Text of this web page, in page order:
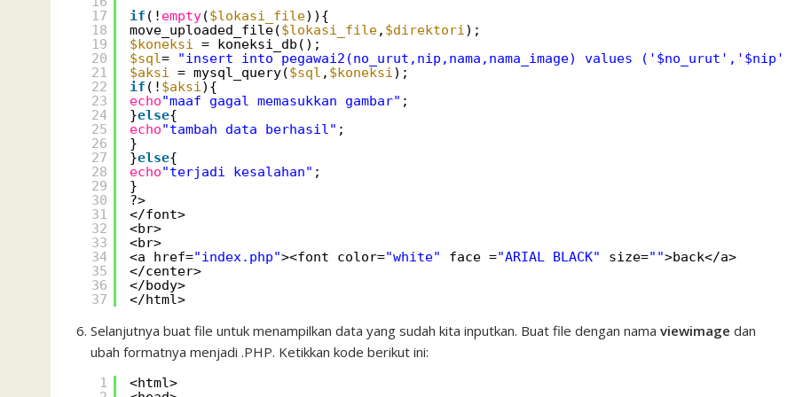
17
18
19
20
21
22
23
24
25
26
27
28
29
30
31
32
33
34
35
36
37
if (! empty($lokasi_file)){
move_uploaded_file($lokasi_file, $direktori);
$koneksi = koneksi_db();
$sql= "insert into pegawai2(no_urut,nip,nama,nama_image) values
$aksi = mysql_query($sql , $koneksi);
if (! $aksi){
echo"maaf gagal memasukkan gambar" ;
}else{
echo"tambah data berhasil" ;
}
}else{
echo"terjadi kesalahan" ;
}
?>
</font>
<br>
<br>
<a href="index.php"><font color="white" face ="ARIAL BLACK" size="">back</a>
</center>
</body>
</html>
Selanjutnya buat file untuk menampilkan data yang sudah kita inputkan. Buat file dengan nama viewimage dan
ubah formatnya menjadi .PHP. Ketikkan kode berikut ini:
1
<html>